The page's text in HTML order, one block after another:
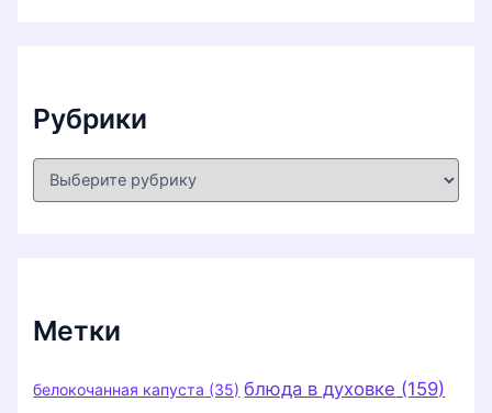
Рубрики
Р
Метки
белокочанная капуста (35) блюда в духовке (159)